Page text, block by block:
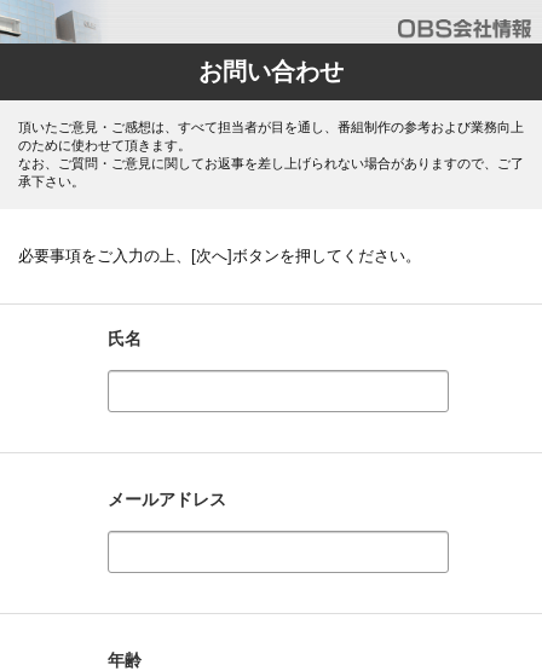
お問い合わせ
頂いたご意見・ご感想は、すべて担当者が目を通し、番組制作の参考および業務向上
のために使わせて頂きます。
なお、ご質問・ご意見に関してお返事を差し上げられない場合がありますので、ご了
承下さい。
必要事項をご入力の上、[次へ]ボタンを押してください。
氏名
メールアドレス
年齢